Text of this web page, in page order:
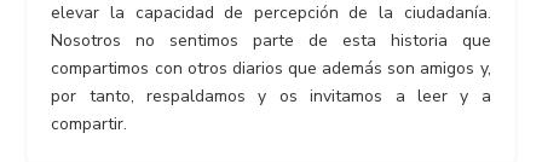
elevar la capacidad de percepción de la ciudadanía.
Nosotros no sentimos parte de esta historia que
compartimos con otros diarios que además son amigos y,
por tanto, respaldamos y os invitamos a leer y a
compartir.